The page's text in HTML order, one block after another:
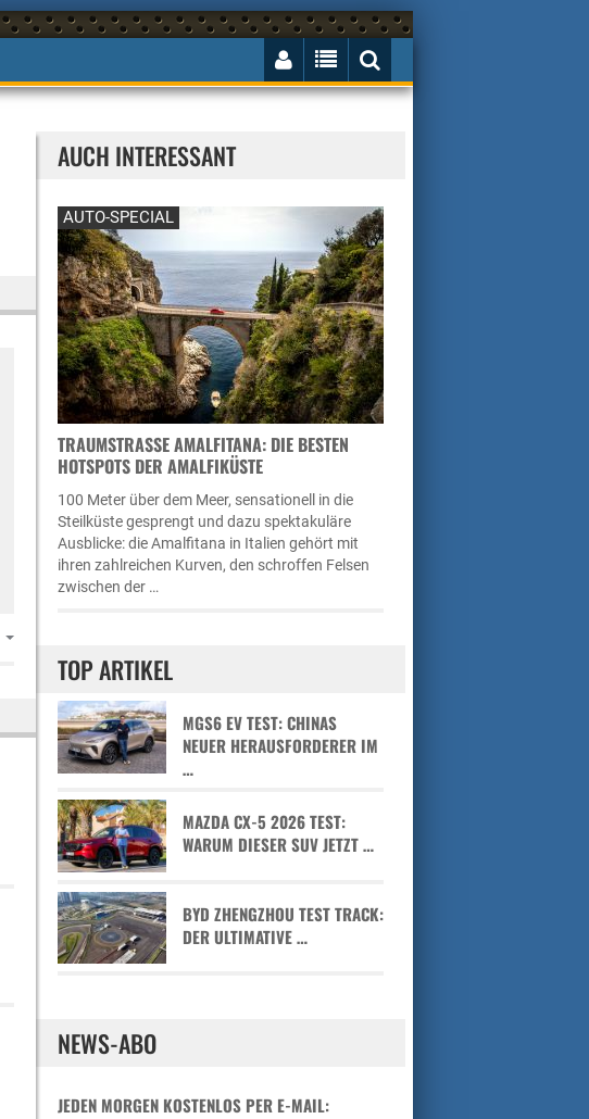
AUCH INTERESSANT
AUTO-SPECIAL
TRAUMSTRASSE AMALFITANA: DIE BESTEN H
OTSPOTS DER AMALFIKÜSTE
100 Meter über dem Meer, sensationell in die
Steilküste gesprengt und dazu spektakuläre
Ausblicke: die Amalfitana in Italien gehört mit
ihren zahlreichen Kurven, den schroffen Felsen
zwischen der …
TOP ARTIKEL
MGS6 EV TEST: CHINAS
NEUER HERAUSFORDERER IM
…
MAZDA CX-5 2026 TEST:
WARUM DIESER SUV JETZT …
BYD ZHENGZHOU TEST TRACK:
DER ULTIMATIVE …
NEWS-ABO
JEDEN MORGEN KOSTENLOS PER E-MAIL: